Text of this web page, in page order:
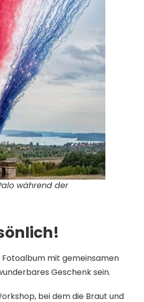
während der
mit gemeinsamen
Geschenk sein.
bei dem die Braut und